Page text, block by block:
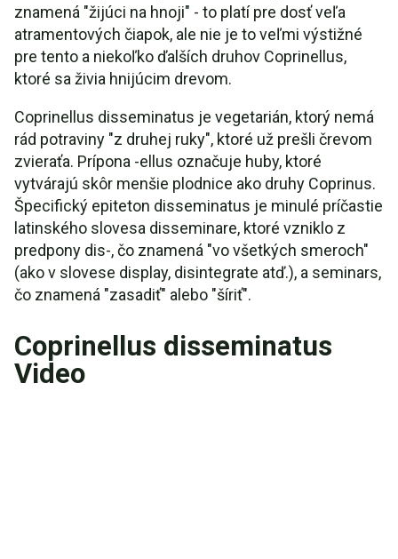
znamená "žijúci na hnoji" - to platí pre dosť veľa
atramentových čiapok, ale nie je to veľmi výstižné
pre tento a niekoľko ďalších druhov Coprinellus,
ktoré sa živia hnijúcim drevom.
Coprinellus disseminatus je vegetarián, ktorý nemá
rád potraviny "z druhej ruky", ktoré už prešli črevom
zvieraťa. Prípona -ellus označuje huby, ktoré
vytvárajú skôr menšie plodnice ako druhy Coprinus.
Špecifický epiteton disseminatus je minulé príčastie
latinského slovesa disseminare, ktoré vzniklo z
predpony dis-, čo znamená "vo všetkých smeroch"
(ako v slovese display, disintegrate atď.), a seminars,
čo znamená "zasadiť" alebo "šíriť".
Coprinellus disseminatus
Video